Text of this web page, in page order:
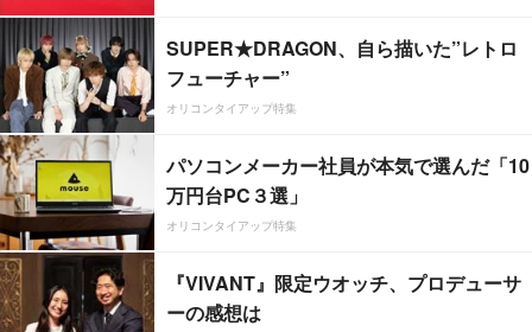
SUPER★DRAGON、自ら描いた”レトロ
フューチャー”
オリコンタイアップ特集
パソコンメーカー社員が本気で選んだ「10
万円台PC３選」
オリコンタイアップ特集
『VIVANT』限定ウオッチ、プロデューサ
ーの感想は